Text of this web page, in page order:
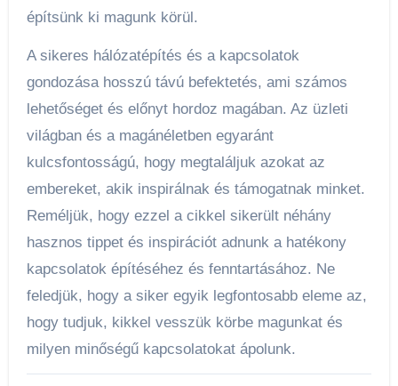
építsünk ki magunk körül.
A sikeres hálózatépítés és a kapcsolatok
gondozása hosszú távú befektetés, ami számos
lehetőséget és előnyt hordoz magában. Az üzleti
világban és a magánéletben egyaránt
kulcsfontosságú, hogy megtaláljuk azokat az
embereket, akik inspirálnak és támogatnak minket.
Reméljük, hogy ezzel a cikkel sikerült néhány
hasznos tippet és inspirációt adnunk a hatékony
kapcsolatok építéséhez és fenntartásához. Ne
feledjük, hogy a siker egyik legfontosabb eleme az,
hogy tudjuk, kikkel vesszük körbe magunkat és
milyen minőségű kapcsolatokat ápolunk.